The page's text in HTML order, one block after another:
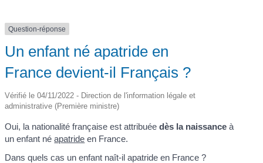
Question-réponse
Un enfant né apatride en
France devient-il Français ?
Vérifié le 04/11/2022 - Direction de l'information légale et
administrative (Première ministre)
Oui, la nationalité française est attribuéedès la naissance à
un enfant néapatride en France.
Dans quels cas un enfant naît-il apatride en France ?